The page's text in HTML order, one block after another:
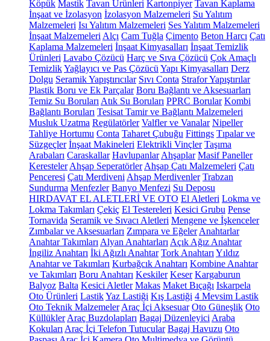
Köpük Mastik Tavan Ürünleri Kartonpiyer Tavan Kaplama
İnşaat ve İzolasyon İzolasyon Malzemeleri Su Yalıtım
Malzemeleri Isı Yalıtım Malzemeleri Ses Yalıtım Malzemeleri
İnşaat Malzemeleri Alçı Cam Tuğla Çimento Beton Harcı Çatı
Kaplama Malzemeleri İnşaat Kimyasalları İnşaat Temizlik
Ürünleri Lavabo Çözücü Harç ve Sıva Çözücü Çok Amaçlı
TemizlikYağlayıcı ve Pas Çözücü Yapı Kimyasalları Derz
Dolgu Seramik Yapıştırıcılar Sıvı Conta Strafor Yapıştırılar
Plastik Boru ve Ek Parçalar Boru Bağlantı ve Aksesuarları
Temiz Su Boruları Atık Su Boruları PPRC Borular Kombi
Bağlantı Boruları Tesisat Tamir ve Bağlantı Malzemeleri
Musluk Uzatma Regülatörler Valfler ve Vanalar Nipeller
Tahliye Hortumu Conta Taharet Çubuğu Fittings Tıpalar ve
Süzgeçler İnşaat Makineleri Elektrikli Vinçler Taşıma
Arabaları Caraskallar Havlupanlar Ahşaplar Masif Paneller
Keresteler Ahşap Seperatörler Ahşap Çatı Malzemeleri Çatı
Penceresi Çatı Merdiveni Ahşap Merdivenler Trabzan
Sundurma Menfezler Banyo Menfezi Su Deposu
HIRDAVAT EL ALETLERİ VE OTO El Aletleri Lokma ve
Lokma Takımları Çekiç El Testereleri Kesici Grubu Pense
Tornavida Seramik ve Sıvacı Aletleri Mengene ve İşkenceler
Zımbalar ve Aksesuarları Zımpara ve Eğeler Anahtarlar
Anahtar Takımları Alyan Anahtarları Açık Ağız Anahtar
İngiliz Anahtarı İki Ağızlı Anahtar Tork Anahtarı Yıldız
Anahtar ve Takımları Kurbağcık Anahtarı Kombine Anahtar
ve Takımları Boru Anahtarı Keskiler Keser Kargaburun
Balyoz Balta Kesici Aletler Makas Maket Bıçağı Iskarpela
Oto Ürünleri LastikYaz Lastiği Kış Lastiği 4 Mevsim Lastik
Oto Teknik Malzemeler Araç İçi Aksesuar Oto Güneşlik Oto
Küllükler Araç Buzdolapları Bagaj Düzenleyici Araba
Kokuları Araç İçi Telefon Tutucular Bagaj Havuzu Oto